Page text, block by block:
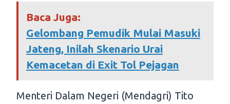
Baca Juga:
Gelombang Pemudik Mulai Masuki
Jateng, Inilah Skenario Urai
Kemacetan di Exit Tol Pejagan
Menteri Dalam Negeri (Mendagri) Tito